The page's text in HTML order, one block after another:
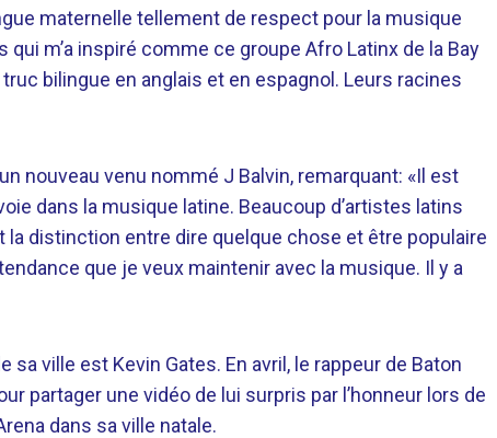
maternelle tellement de respect pour la musique
m’a inspiré comme ce groupe Afro Latinx de la Bay
bilingue en anglais et en espagnol. Leurs racines
nouveau venu nommé J Balvin, remarquant: «Il est
dans la musique latine. Beaucoup d’artistes latins
distinction entre dire quelque chose et être populaire
que je veux maintenir avec la musique. Il y a
ville est Kevin Gates. En avril, le rappeur de Baton
partager une vidéo de lui surpris par l’honneur lors de
dans sa ville natale.